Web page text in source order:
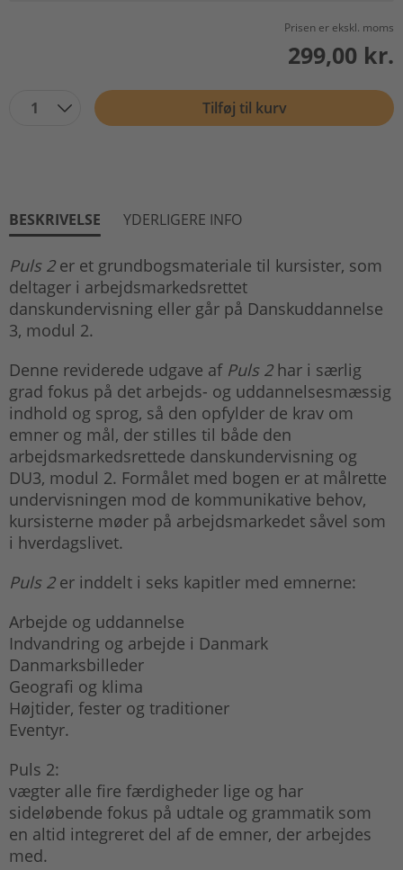
Prisen er ekskl. moms
299,00 kr.
1 Tilføj til kurv
BESKRIVELSE YDERLIGERE INFO
Puls 2er et grundbogsmateriale til kursister, som
deltager i arbejdsmarkedsrettet
danskundervisning eller går på Danskuddannelse
3, modul 2.
Denne reviderede udgave af Puls 2har i særlig
grad fokus på det arbejds- og uddannelsesmæssig
indhold og sprog, så den opfylder de krav om
emner og mål, der stilles til både den
arbejdsmarkedsrettede danskundervisning og
DU3, modul 2. Formålet med bogen er at målrette
undervisningen mod de kommunikative behov,
kursisterne møder på arbejdsmarkedet såvel som
i hverdagslivet.
Puls 2er inddelt i seks kapitler med emnerne:
Arbejde og uddannelse
Indvandring og arbejde i Danmark
Danmarksbilleder
Geografi og klima
Højtider, fester og traditioner
Eventyr.
Puls 2:
vægter alle fire færdigheder lige og har
sideløbende fokus på udtale og grammatik som
en altid integreret del af de emner, der arbejdes
med.